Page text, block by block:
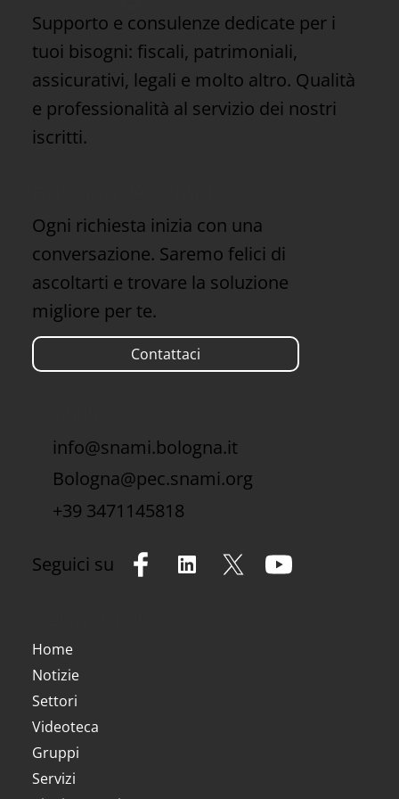
Supporto e consulenze dedicate per i
tuoi bisogni: fiscali, patrimoniali,
assicurativi, legali e molto altro. Qualità
e professionalità al servizio dei nostri
iscritti.
Home
Notizie
Settori
Videoteca
Gruppi
Servizi
Ogni richiesta inizia con una
conversazione. Saremo felici di
ascoltarti e trovare la soluzione
migliore per te.
Contattaci
Seguici su
info@snami.bologna.it
Bologna@pec.snami.org
+39 3471145818